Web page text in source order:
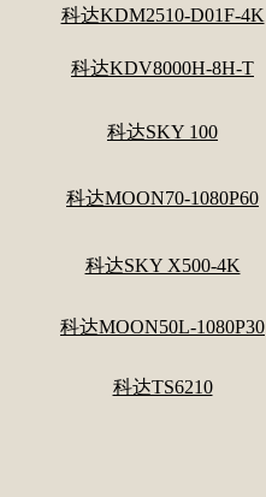
科达KDM2510-D01F-4K
科达KDV8000H-8H-T
科达SKY 100
科达MOON70-1080P60
科达SKY X500-4K
科达MOON50L-1080P30
科达TS6210